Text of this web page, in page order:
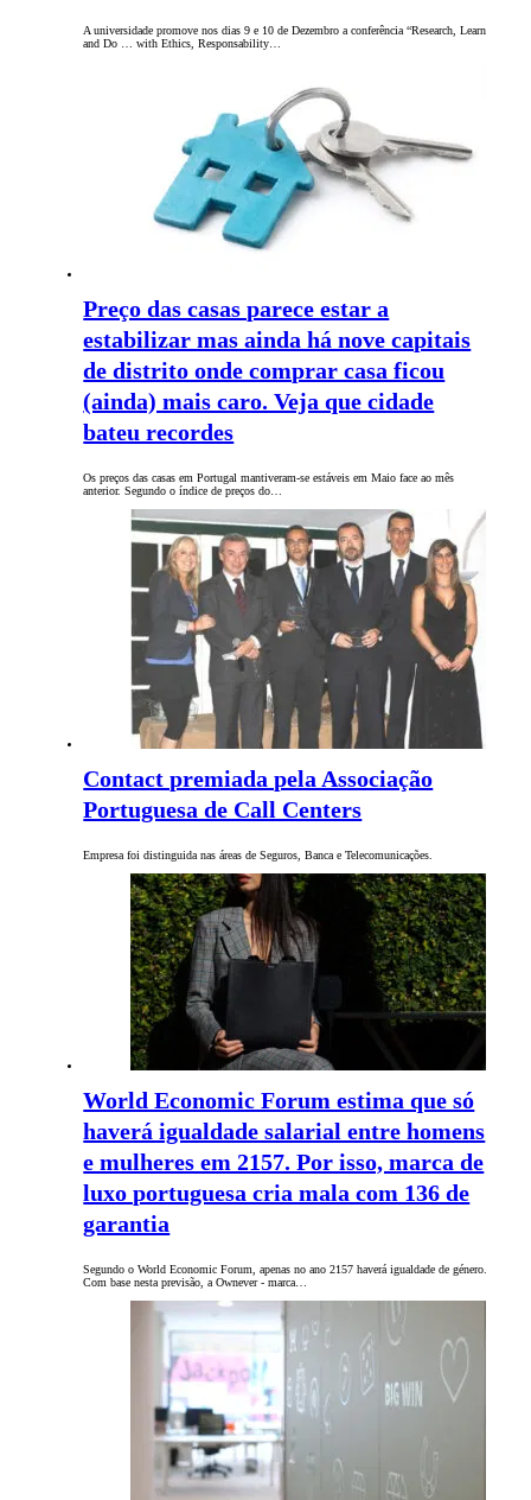
A universidade promove nos dias 9 e 10 de Dezembro a conferência “Research, Learn
and Do … with Ethics, Responsability…
Preço das casas parece estar a
estabilizar mas ainda há nove capitais
de distrito onde comprar casa ficou
(ainda) mais caro. Veja que cidade
bateu recordes
Os preços das casas em Portugal mantiveram-se estáveis em Maio face ao mês
anterior. Segundo o índice de preços do…
Contact premiada pela Associação
Portuguesa de Call Centers
Empresa foi distinguida nas áreas de Seguros, Banca e Telecomunicações.
World Economic Forum estima que só
haverá igualdade salarial entre homens
e mulheres em 2157. Por isso, marca de
luxo portuguesa cria mala com 136 de
garantia
Segundo o World Economic Forum, apenas no ano 2157 haverá igualdade de género.
Com base nesta previsão, a Ownever - marca…